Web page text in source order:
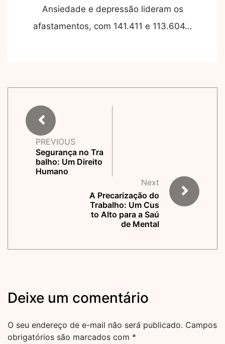
Ansiedade e depressão lideram os
afastamentos, com 141.411 e 113.604…
PREVIOUS
Segurança no Tra
balho: Um Direito
Humano
Next
A Precarização do
Trabalho: Um Cus
to Alto para a Saú
de Mental
Deixe um comentário
O seu endereço de e-mail não será publicado. Campos
obrigatórios são marcados com *